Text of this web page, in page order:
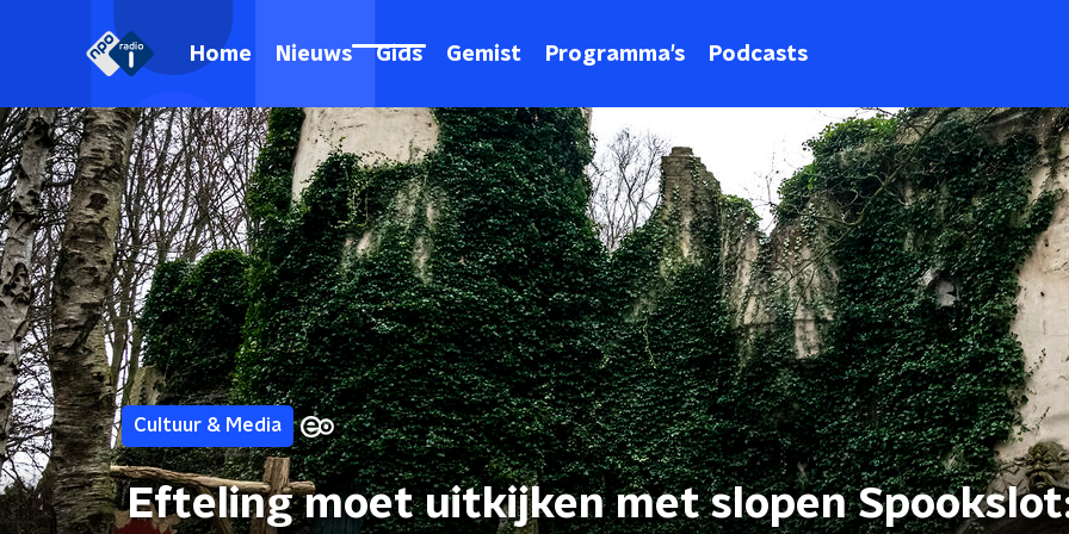
Home Nieuws Gids Gemist Programma's Podcasts
Cultuur & Media
Efteling moet uitkijken met slopen